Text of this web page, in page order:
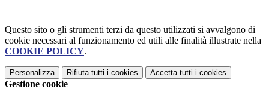
Questo sito o gli strumenti terzi da questo utilizzati si avvalgono di
cookie necessari al funzionamento ed utili alle finalità illustrate nella
COOKIE POLICY.
Personalizza Rifiuta tutti i cookies Accetta tutti i cookies
Gestione cookie